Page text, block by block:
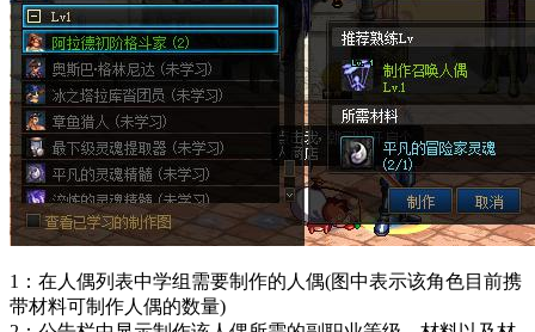
1：在人偶列表中学组需要制作的人偶(图中表示该角色目前携
带材料可制作人偶的数量)